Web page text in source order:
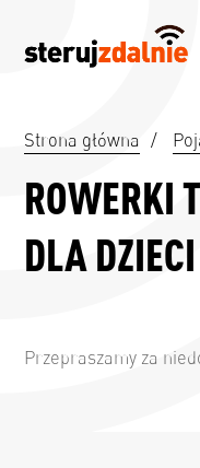
Strona główna /
ROWERKI
DLA DZIECI
Przepraszamy za